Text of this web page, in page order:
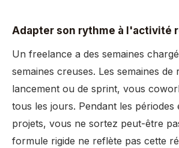
Adapter son rythme à l'activité
Un freelance a des semaines
semaines creuses. Les semaines de
lancement ou de sprint, vous
tous les jours. Pendant les périodes
projets, vous ne sortez peut-être
formule rigide ne reflète pas cette